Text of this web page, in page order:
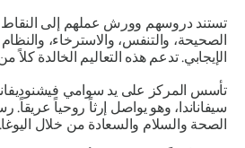
تستند دروسهم وورش عملهم إلى النقاط
الصحيحة، والتنفس، والاسترخاء، والنظام
الإيجابي. تدعم هذه التعاليم الخالدة كلاً
تأسس المركز على يد سوامي
سيفاناندا، وهو يواصل إرثاً روحياً عريقاً.
الصحة والسلام والسعادة من خلال اليوغا.